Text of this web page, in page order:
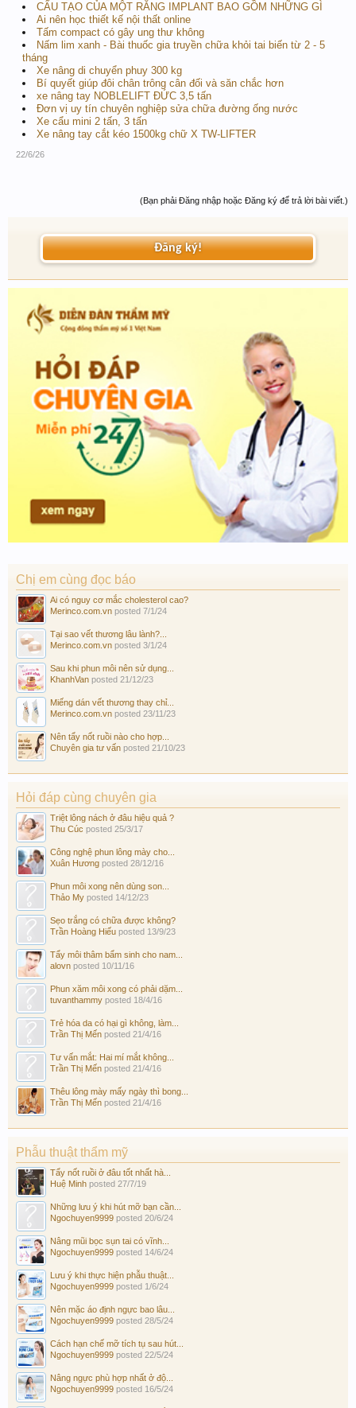
CẤU TẠO CỦA MỘT RĂNG IMPLANT BAO GỒM NHỮNG GÌ
Ai nên học thiết kế nội thất online
Tấm compact có gây ung thư không
Nấm lim xanh - Bài thuốc gia truyền chữa khỏi tai biến từ 2 - 5
tháng
Xe nâng di chuyển phuy 300 kg
Bí quyết giúp đôi chân trông cân đối và săn chắc hơn
xe nâng tay NOBLELIFT ĐỨC 3,5 tấn
Đơn vị uy tín chuyên nghiệp sửa chữa đường ống nước
Xe cẩu mini 2 tấn, 3 tấn
Xe nâng tay cắt kéo 1500kg chữ X TW-LIFTER
22/6/26
(Bạn phải Đăng nhập hoặc Đăng ký để trả lời bài viết.)
Đăng ký!
Chị em cùng đọc báo
Ai có nguy cơ mắc cholesterol cao?
Merinco.com.vn posted 7/1/24
Tại sao vết thương lâu lành?...
Merinco.com.vn posted 3/1/24
Sau khi phun môi nên sử dụng...
KhanhVan posted 21/12/23
Miếng dán vết thương thay chỉ...
Merinco.com.vn posted 23/11/23
Nên tẩy nốt ruồi nào cho hợp...
Chuyên gia tư vấn posted 21/10/23
Hỏi đáp cùng chuyên gia
Triệt lông nách ở đâu hiệu quả ?
Thu Cúc posted 25/3/17
Công nghệ phun lông mày cho...
Xuân Hương posted 28/12/16
Phun môi xong nên dùng son...
Thảo My posted 14/12/23
Sẹo trắng có chữa được không?
Trần Hoàng Hiếu posted 13/9/23
Tẩy môi thâm bẩm sinh cho nam...
alovn posted 10/11/16
Phun xăm môi xong có phải dặm...
tuvanthammy posted 18/4/16
Trẻ hóa da có hại gì không, làm...
Trần Thị Mến posted 21/4/16
Tư vấn mắt: Hai mí mắt không...
Trần Thị Mến posted 21/4/16
Thêu lông mày mấy ngày thì bong...
Trần Thị Mến posted 21/4/16
Phẫu thuật thẩm mỹ
Tẩy nốt ruồi ở đâu tốt nhất hà...
Huệ Minh posted 27/7/19
Những lưu ý khi hút mỡ bạn cần...
Ngochuyen9999 posted 20/6/24
Nâng mũi bọc sụn tai có vĩnh...
Ngochuyen9999 posted 14/6/24
Lưu ý khi thực hiện phẫu thuật...
Ngochuyen9999 posted 1/6/24
Nên mặc áo định ngực bao lâu...
Ngochuyen9999 posted 28/5/24
Cách hạn chế mỡ tích tụ sau hút...
Ngochuyen9999 posted 22/5/24
Nâng ngực phù hợp nhất ở độ...
Ngochuyen9999 posted 16/5/24